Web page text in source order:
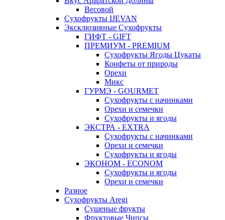
Весовой
Сухофрукты IJEVAN
Эксклюзивные Сухофрукты
ГИФТ - GIFT
ПРЕМИУМ - PREMIUM
Сухофрукты Ягоды Цукаты
Конфеты от природы
Орехи
Микс
ГУРМЭ - GOURMET
Сухофрукты с начинками
Орехи и семечки
Сухофрукты и ягоды
ЭКСТРА - EXTRA
Сухофрукты с начинками
Орехи и семечки
Сухофрукты и ягоды
ЭКОНОМ - ECONOM
Сухофрукты и ягоды
Орехи и семечки
Разное
Сухофрукты Aregi
Сушеные фрукты
Фруктовые Чипсы